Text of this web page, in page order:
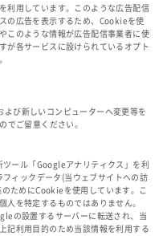
利用しています。このような広告配信
の広告を表示するため、Cookieを使
このような情報が広告配信事業者に使
が各サービスに設けられているオプト
び新しいコンピューターヘ変更等を
でご留意ください。
ール「Googleアナリティクス」を利
ィックデータ(当ウェブサイトへの訪
ためにCookieを使用しています。こ
人を特定するものではありません。
の設置するサーバーに転送され、当
記利用目的のため当該情報を利用する